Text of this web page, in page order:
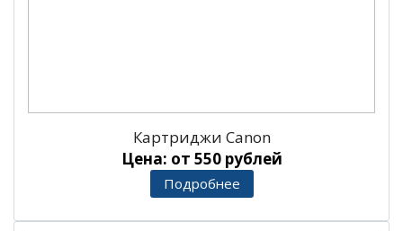
Картриджи Canon
Цена: от 550 рублей
Подробнее